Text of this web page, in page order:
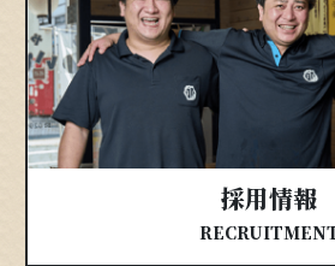
採用情報